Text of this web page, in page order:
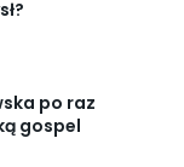
po raz
gospel